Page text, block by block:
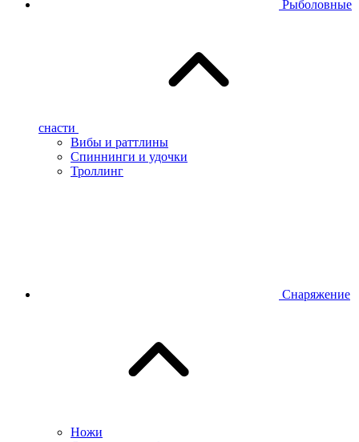
Рыболовные
снасти
Вибы и раттлины
Спиннинги и удочки
Троллинг
Снаряжение
Ножи